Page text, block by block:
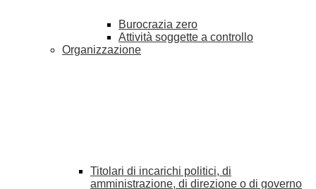
Burocrazia zero
Attività soggette a controllo
Organizzazione
Titolari di incarichi politici, di
amministrazione, di direzione o di governo